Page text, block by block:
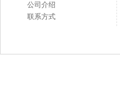
公司介绍
联系方式